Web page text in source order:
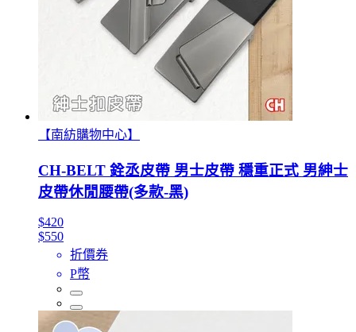
【南紡購物中心】
CH-BELT 銓丞皮帶 男士皮帶 穩重正式 男紳士
皮帶休閒腰帶(多款-黑)
$420
$550
折價券
P幣